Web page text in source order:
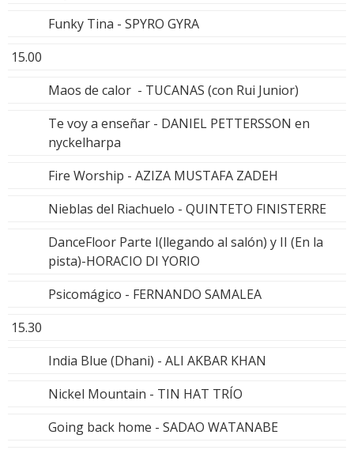
Funky Tina - SPYRO GYRA
15.00
Maos de calor - TUCANAS (con Rui Junior)
Te voy a enseñar - DANIEL PETTERSSON en
nyckelharpa
Fire Worship - AZIZA MUSTAFA ZADEH
Nieblas del Riachuelo - QUINTETO FINISTERRE
DanceFloor Parte I(llegando al salón) y II (En la
pista)-HORACIO DI YORIO
Psicomágico - FERNANDO SAMALEA
15.30
India Blue (Dhani) - ALI AKBAR KHAN
Nickel Mountain - TIN HAT TRÍO
Going back home - SADAO WATANABE